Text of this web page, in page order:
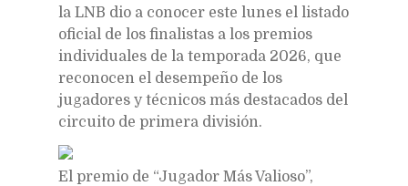
la LNB dio a conocer este lunes el listado
oficial de los finalistas a los premios
individuales de la temporada 2026, que
reconocen el desempeño de los
jugadores y técnicos más destacados del
circuito de primera división.
El premio de “Jugador Más Valioso”,